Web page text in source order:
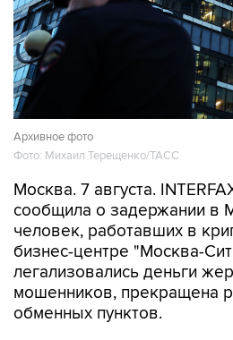
Архивное фото
Фото: Михаил Терещенко/ТАСС
Москва. 7 августа.
сообщила о задержании в
человек, работавших в
бизнес-центре "Москва-
легализовались деньги
мошенников, прекращена
обменных пунктов.